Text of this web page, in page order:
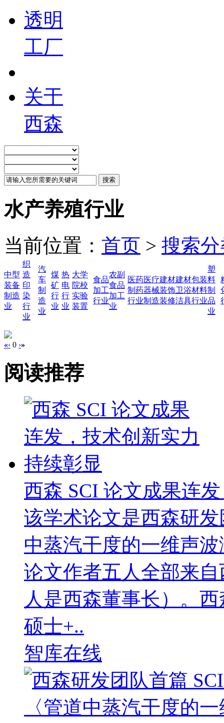
透明
工厂
关于
西森
水产养殖行业
当前位置： 首页 > 搜索
中型
装备
制造
业
织
造
印
染
行
业
汽
车
制
造
业
煤
矿
行
业
热
电
行
业
大学
院校
实验
装置
食品
加工
行业
农副
食品
加工
业
医药
制药
行业
医疗
器械
制造
建材
装饰
装修
建材
卫浴
洁具
包装
材料
行业
塑
料
制
品
业
«‹ 0 ›»
阅读推荐
西森 SCI 论文成果连
该学术论文是西森研
中蒸汽干度的一维声
论文作者五人全部来
人是西森董事长）。
硕士+..
智库在线